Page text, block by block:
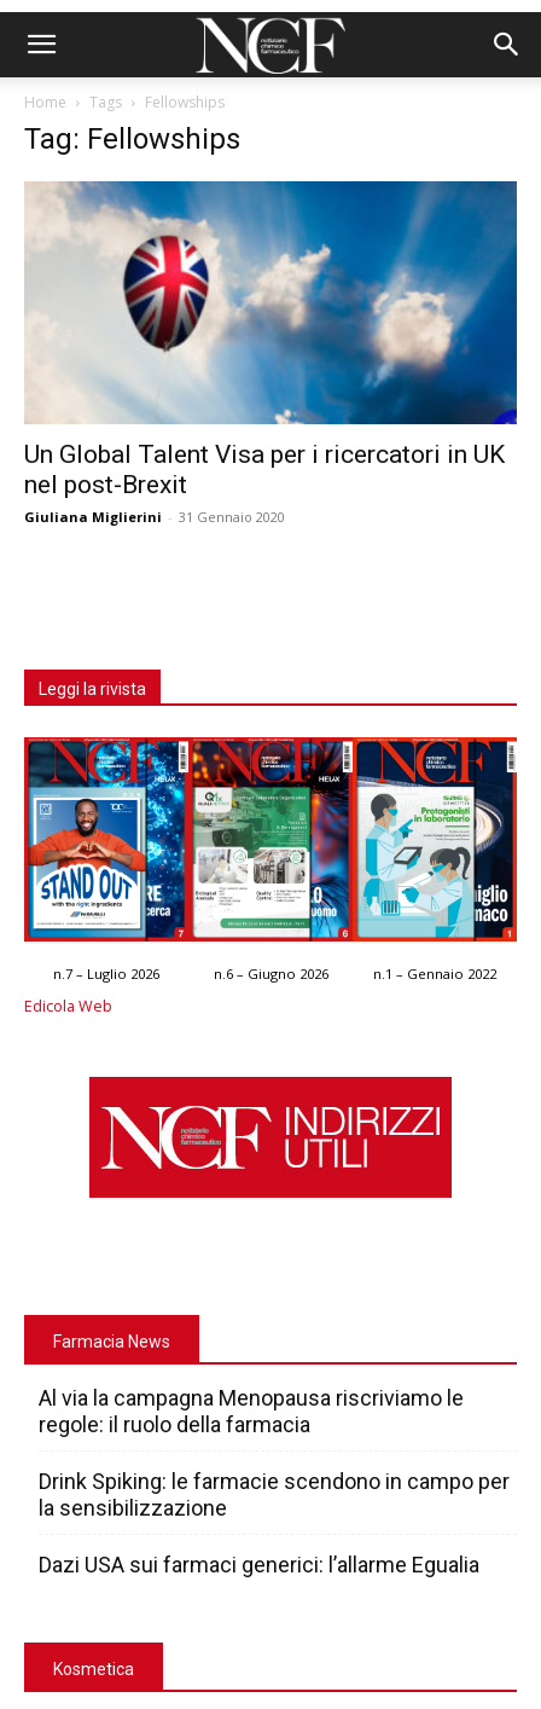
Home Tags Fellowships
Tag: Fellowships
Un Global Talent Visa per i ricercatori in UK
nel post-Brexit
Giuliana Miglierini - 31 Gennaio 2020
Leggi la rivista
n.7 – Luglio 2026 n.6 – Giugno 2026 n.1 – Gennaio 2022
Edicola Web
Farmacia News
Al via la campagna Menopausa riscriviamo le
regole: il ruolo della farmacia
Drink Spiking: le farmacie scendono in campo per
la sensibilizzazione
Dazi USA sui farmaci generici: l’allarme Egualia
Kosmetica